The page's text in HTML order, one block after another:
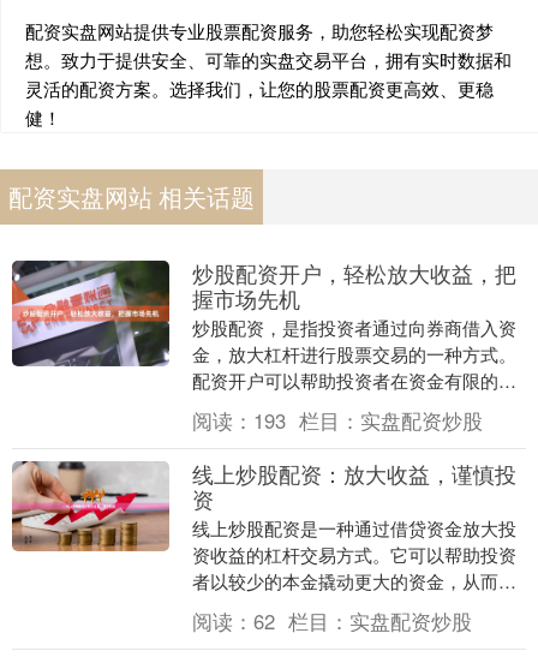
配资实盘网站提供专业股票配资服务，助您轻松实现配资梦
想。致力于提供安全、可靠的实盘交易平台，拥有实时数据和
灵活的配资方案。选择我们，让您的股票配资更高效、更稳
健！
配资实盘网站 相关话题
炒股配资开户，轻松放大收益，把
握市场先机
炒股配资，是指投资者通过向券商借入资
金，放大杠杆进行股票交易的一种方式。
配资开户可以帮助投资者在资金有限的情
况下，放大收益，把握市场先机。 **配资
开户的优势：....
阅读： 193 栏目： 实盘配资炒股
线上炒股配资：放大收益，谨慎投
资
线上炒股配资是一种通过借贷资金放大投
资收益的杠杆交易方式。它可以帮助投资
者以较少的本金撬动更大的资金，从而获
得更高的收益。 **放大收益** 配资的本质
是借钱炒....
阅读： 62 栏目： 实盘配资炒股